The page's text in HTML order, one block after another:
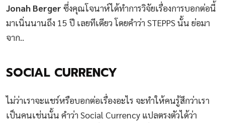
Jonah Berger ซึ่งคุณโจนาห์ได้ทำการวิจัยเรื่องการบอกต่อนี้
มาเนิ่นนานถึง 15 ปี เลยทีเดียว โดยคำว่า STEPPS นั้น ย่อมา
จาก..
SOCIAL CURRENCY
ไม่ว่าเราจะแชร์หรือบอกต่อเรื่องอะไร จะทำให้คนรู้สึกว่าเรา
เป็นคนเช่นนั้น คำว่า Social Currency แปลตรงตัวได้ว่า